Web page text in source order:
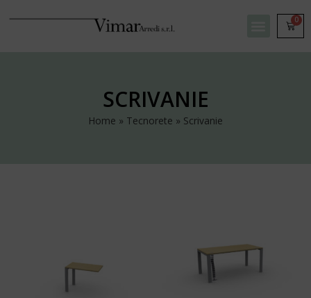
0
SCRIVANIE
Home » Tecnorete » Scrivanie